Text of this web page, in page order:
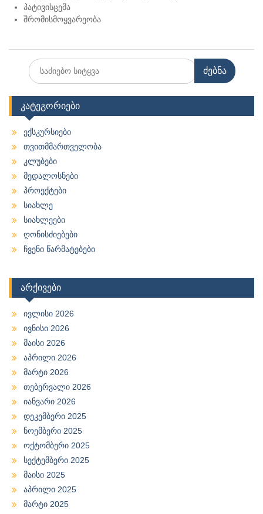
პატივისცემა
შრომისმოყვარეობა
Search
for:
კატეგორიები
ექსკურსიები
თვითმმართველობა
კლუბები
მედალოსნები
პროექტები
სიახლე
სიახლეები
ღონისძიებები
ჩვენი წარმატებები
არქივები
ივლისი 2026
ივნისი 2026
მაისი 2026
აპრილი 2026
მარტი 2026
თებერვალი 2026
იანვარი 2026
დეკემბერი 2025
ნოემბერი 2025
ოქტომბერი 2025
სექტემბერი 2025
მაისი 2025
აპრილი 2025
მარტი 2025